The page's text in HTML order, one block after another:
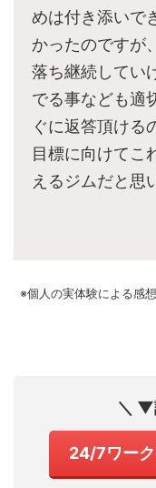
めは付き添いで
かったのですが
落ち継続してい
でる事なども適
ぐに返答頂ける
目標に向けてこ
えるジムだと思
※個人の実体験による感
＼ ▼
24/7ワー